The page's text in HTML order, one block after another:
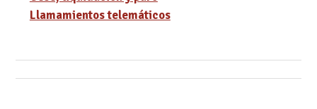
Llamamientos telemáticos